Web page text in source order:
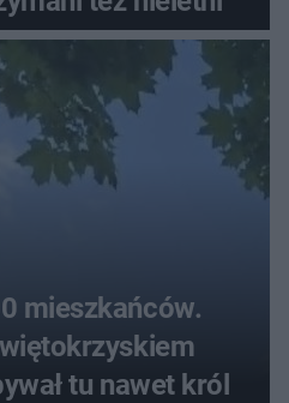
mieszkańców.
tu nawet król